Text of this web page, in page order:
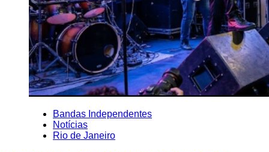
Bandas Independentes
Notícias
Rio de Janeiro